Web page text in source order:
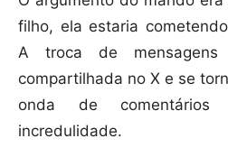
filho, ela estaria
A troca de
compartilhada no X e se
onda de
incredulidade.